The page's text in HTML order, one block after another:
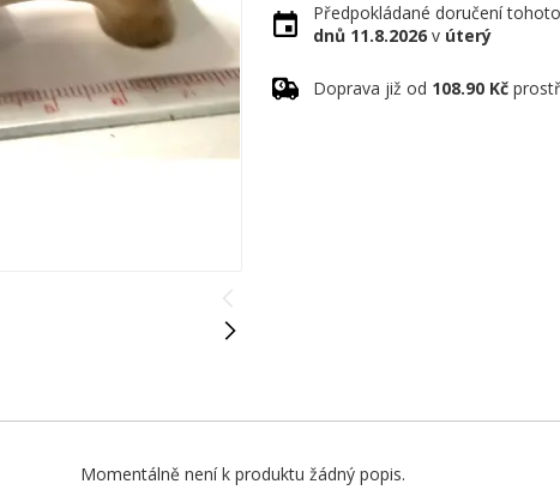
Předpokládané doručení
dnů 11.8.2026 v úterý
Doprava již od 108.90 Kč
Momentálně není k produktu žádný popis.